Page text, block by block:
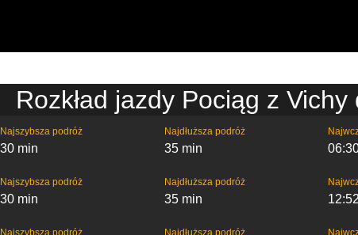
Rozkład jazdy Pociąg z
Najszybsza podróż
30 min
Najdłuższa podróż
35 min
Najszybsza podróż
30 min
Najdłuższa podróż
35 min 12:52
Najszybsza podróż Najdłuższa podróż